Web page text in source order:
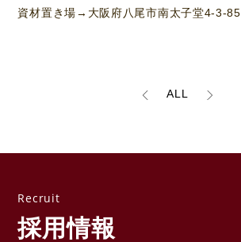
資材置き場→大阪府八尾市南太子堂4-3-85
ALL
採用情報